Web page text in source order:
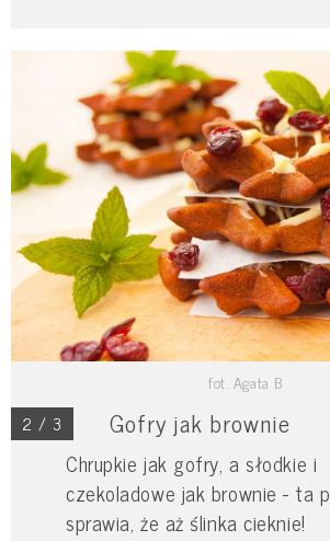
fot. Agata B
2 / 3 Gofry jak brownie
Chrupkie jak gofry, a słodkie i
czekoladowe jak brownie - ta
sprawia, że aż ślinka cieknie!